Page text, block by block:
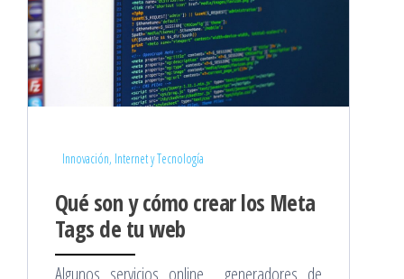
Innovación, Internet y Tecnología
Qué son y cómo crear los Meta
Tags de tu web
Algunos servicios online generadores de